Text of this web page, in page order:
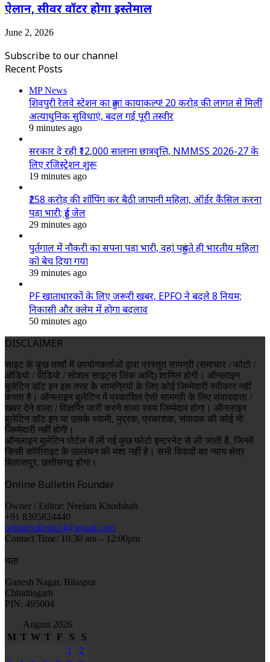
ऐलान, सीवर वॉटर होगा इस्तेमाल
June 2, 2026
Subscribe to our channel
Recent Posts
MP News
शिवपुरी रेलवे स्टेशन का हुआ कायाकल्प! 20 करोड़ की लागत से मिलीं
अत्याधुनिक सुविधाएं, बदल गई पूरी तस्वीर
9 minutes ago
सरकार दे रही ₹12,000 सालाना छात्रवृत्ति, NMMSS 2026-27 के
लिए रजिस्ट्रेशन शुरू
19 minutes ago
₹258 करोड़ की शॉपिंग कर बैठी जापानी महिला, ऑर्डर कैंसिल करना
पड़ा भारी; हुई जेल
29 minutes ago
पुर्तगाल में नौकरी का सपना पड़ा भारी, वहां पहुंचते ही भारतीय महिला
को बेच दिया गया
39 minutes ago
PF खाताधारकों के लिए जरूरी खबर, EPFO ने बदले 8 नियम;
निकासी और क्लेम में होगा बदलाव
50 minutes ago
DISCLAIMER
साइट के कुछ तत्वों में उपयोगकर्ताओं द्वारा प्रस्तुत सामग्री (समाचार / फोटो /
ऑडियो / वीडियो / सोशल साइट्स लिंक आदि) शामिल होगी। ऑनलाइन
बुलेटिन डॉट इन इस तरह के सामग्रियों के लिए कोई जिम्मेदारी स्वीकार नहीं
करता है। ऑनलाइन बुलेटिन में प्रकाशित ऐसी सामग्री के लिए संवाददाता /
खबर देने वाला / विज्ञप्ति जारी करने वाला स्वयं जिम्मेदार होगा। ऑनलाइन
बुलेटिन डॉट इन या उसके स्वामी, मुद्रक, प्रकाशक, संपादक की कोई भी
जिम्मेदारी नहीं होगी।
ऑनलाइन बुलेटिन पोर्टल में ली गई कुछ फोटो इन्टरनेट से ली जाती है, जिनमें
किसी कॉपीराइट के उल्लंघन की मंशा नहीं है। सभी विवादों का न्याय क्षेत्र
बिलासपुर, छत्तीसगढ़ होगा।
Online Bulletin Founder
Owner / Editor: Neelam Khudshah
+91 8305824440
onlinebulletin24@gmail.com
Contact Time: 10:30 am – 12:00pm
पता
Ganesh Nagar, Bilaspur
Chhattisgarh
PIN: 495004
August 2026
M T W T F S
S
1
2